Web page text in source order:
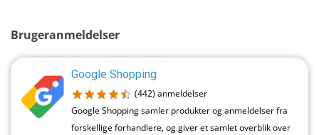
Brugeranmeldelser
Google Shopping
(442) anmeldelser
Google Shopping samler produkter og anmeldelser fra
forskellige forhandlere, og giver et samlet overblik over